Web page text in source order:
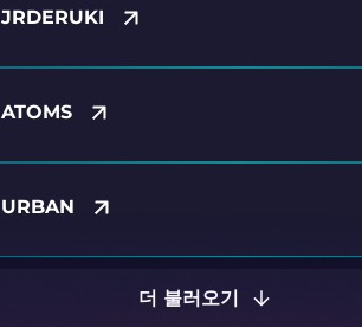
JRDERUKI
ATOMS
URBAN
더 불러오기